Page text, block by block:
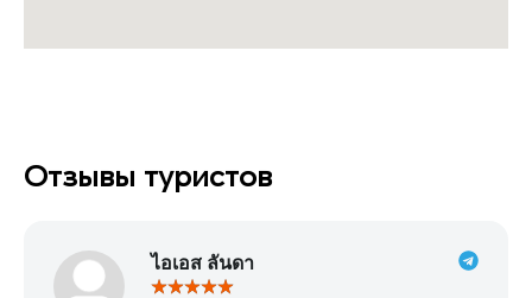
Отзывы туристов
ไอเอส ลันดา
★★★★★